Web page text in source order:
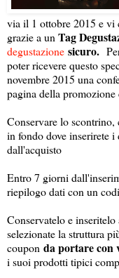
via il 1 ottobre 2015 e vi
grazie a un Tag
degustazione sicuro.
poter ricevere questo
novembre 2015 una
pagina della promozione
Conservare lo
in fondo dove inserirete
dall'acquisto
Entro 7 giorni
riepilogo dati con un
Conservatelo e
selezionate la struttura
coupon da portare con
i suoi prodotti tipici